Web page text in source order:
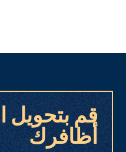
قم بتحويل
أظافرك